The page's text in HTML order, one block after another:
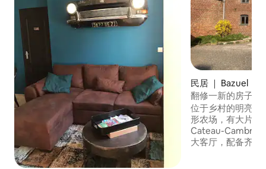
民居 ｜ Bazuel
翻修一新的房子，
位于乡村的明亮房
形农场，有大片绿
Cateau-
大客厅，配备齐全